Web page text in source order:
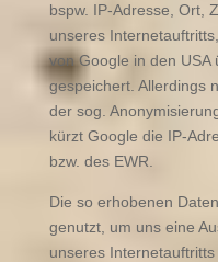
bspw. IP-Adresse, Ort,
unseres
von Google in den
gespeichert. Allerdings
der sog.
kürzt Google die IP-
bzw. des EWR.
Die so erhobenen
genutzt, um uns eine
unseres